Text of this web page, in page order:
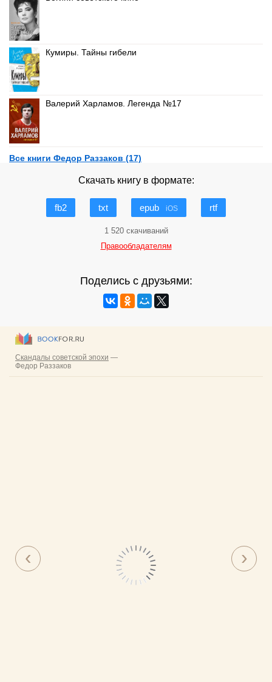
Кумиры. Тайны гибели
Валерий Харламов. Легенда №17
Все книги Федор Раззаков (17)
Скачать книгу в формате:
fb2 txt epub iOS rtf
1 520 скачиваний
Правообладателям
Поделись с друзьями: